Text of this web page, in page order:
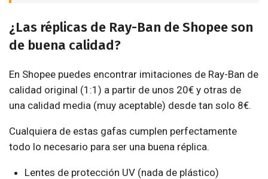
¿Las réplicas de Ray-Ban de Shopee son
de buena calidad?
En Shopee puedes encontrar imitaciones de Ray-Ban de
calidad original (1:1) a partir de unos 20€ y otras de
una calidad media (muy aceptable) desde tan solo 8€.
Cualquiera de estas gafas cumplen perfectamente
todo lo necesario para ser una buena réplica.
Lentes de protección UV (nada de plástico)